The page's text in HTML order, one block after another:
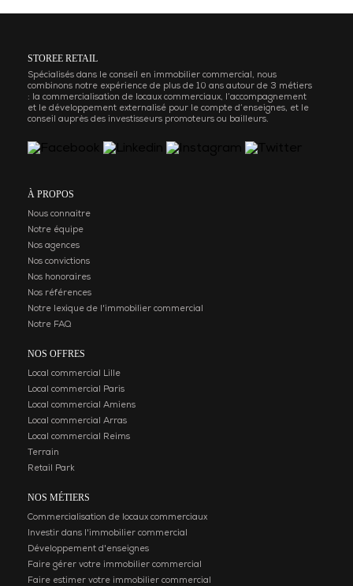
VIRY NOUREUIL
À LOUER – LOCAUX
– VIRY NOUREUIL
276 m2
STOREE RETAIL
Spécialisés dans le conseil en immobilier commercial, nous
combinons notre expérience de plus de 10 ans autour de 3 métiers
: la commercialisation de locaux commerciaux, l’accompagnement
et le développement externalisé pour le compte d’enseignes, et le
conseil auprès des investisseurs promoteurs ou bailleurs.
À PROPOS
Nous connaitre
Notre équipe
Nos agences
Nos convictions
Nos honoraires
Nos références
Notre lexique de l'immobilier commercial
Notre FAQ
NOS OFFRES
Local commercial Lille
Local commercial Paris
Local commercial Amiens
Local commercial Arras
Local commercial Reims
Terrain
Retail Park
NOS MÉTIERS
Commercialisation de locaux commerciaux
Investir dans l'immobilier commercial
Développement d'enseignes
Faire gérer votre immobilier commercial
Faire estimer votre immobilier commercial